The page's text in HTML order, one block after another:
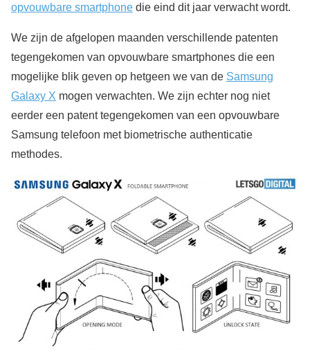
opvouwbare smartphone die eind dit jaar verwacht wordt.
We zijn de afgelopen maanden verschillende patenten
tegengekomen van opvouwbare smartphones die een
mogelijke blik geven op hetgeen we van de Samsung
Galaxy X mogen verwachten. We zijn echter nog niet
eerder een patent tegengekomen van een opvouwbare
Samsung telefoon met biometrische authenticatie
methodes.